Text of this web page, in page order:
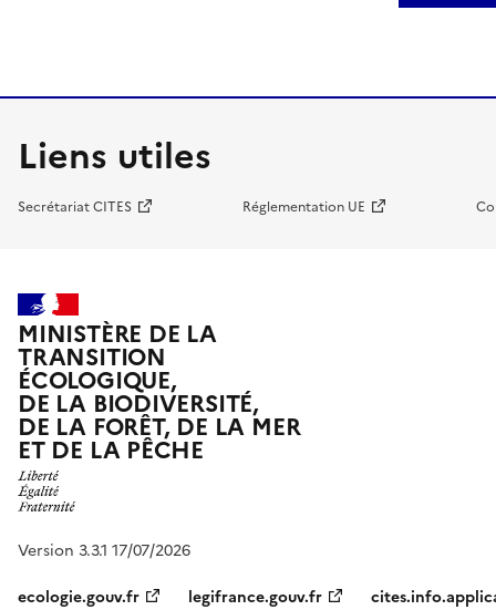
Liens utiles
Secrétariat CITES Réglementation UE
MINISTÈRE DE LA
TRANSITION
ÉCOLOGIQUE,
DE LA BIODIVERSITÉ,
DE LA FORÊT, DE LA MER
ET DE LA PÊCHE
Version 3.3.1 17/07/2026
ecologie.gouv.fr
legifrance.gouv.fr